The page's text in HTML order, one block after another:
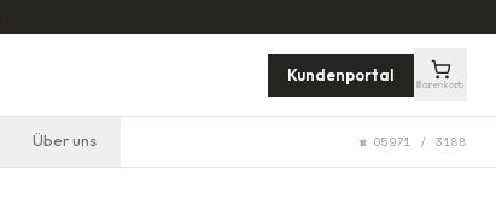
Kundenportal
Warenkorb
Über uns ☎ 05971 / 3188